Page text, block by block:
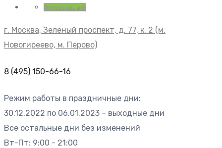
Перезвонить мне
г. Москва, Зеленый проспект, д. 77, к. 2 (м.
Новогиреево, м. Перово)
8 (495) 150-66-16
Режим работы в праздничные дни:
30.12.2022 по 06.01.2023 – выходные дни
Все остальные дни без изменений
Вт-Пт: 9:00 - 21:00